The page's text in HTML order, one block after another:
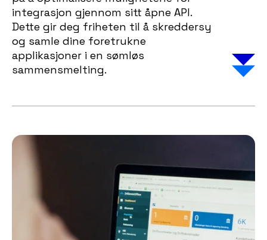
integrasjon gjennom sitt åpne API.
Dette gir deg friheten til å skreddersy
og samle dine foretrukne
applikasjoner i en sømløs
sammensmelting.